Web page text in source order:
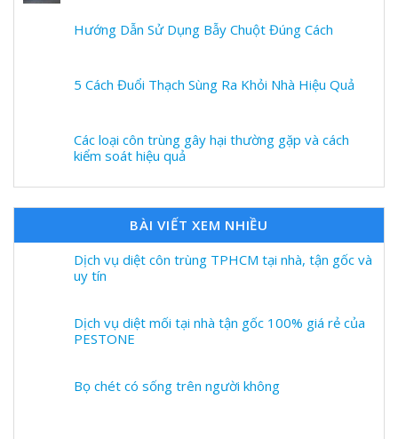
Hướng Dẫn Sử Dụng Bẫy Chuột Đúng Cách
5 Cách Đuổi Thạch Sùng Ra Khỏi Nhà Hiệu Quả
Các loại côn trùng gây hại thường gặp và cách
kiểm soát hiệu quả
BÀI VIẾT XEM NHIỀU
Dịch vụ diệt côn trùng TPHCM tại nhà, tận gốc và
uy tín
Dịch vụ diệt mối tại nhà tận gốc 100% giá rẻ của
PESTONE
Bọ chét có sống trên người không